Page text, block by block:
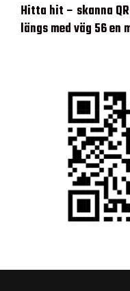
Hitta hit – skanna
längs med väg 56 en